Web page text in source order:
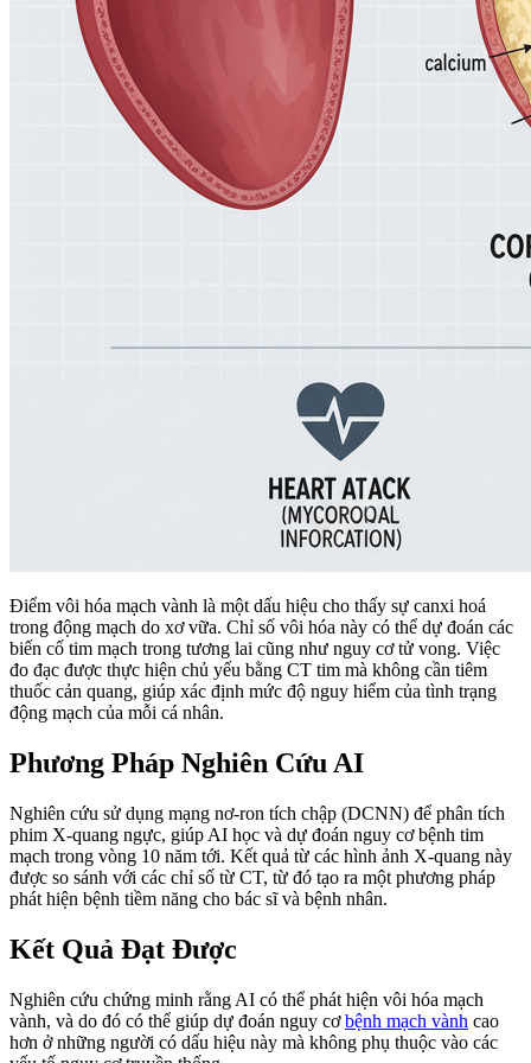
Điểm vôi hóa mạch vành là một dấu hiệu cho thấy sự canxi hoá
trong động mạch do xơ vữa. Chỉ số vôi hóa này có thể dự đoán các
biến cố tim mạch trong tương lai cũng như nguy cơ tử vong. Việc
đo đạc được thực hiện chủ yếu bằng CT tim mà không cần tiêm
thuốc cản quang, giúp xác định mức độ nguy hiểm của tình trạng
động mạch của mỗi cá nhân.
Phương Pháp Nghiên Cứu AI
Nghiên cứu sử dụng mạng nơ-ron tích chập (DCNN) để phân tích
phim X-quang ngực, giúp AI học và dự đoán nguy cơ bệnh tim
mạch trong vòng 10 năm tới. Kết quả từ các hình ảnh X-quang này
được so sánh với các chỉ số từ CT, từ đó tạo ra một phương pháp
phát hiện bệnh tiềm năng cho bác sĩ và bệnh nhân.
Kết Quả Đạt Được
Nghiên cứu chứng minh rằng AI có thể phát hiện vôi hóa mạch
vành, và do đó có thể giúp dự đoán nguy cơbệnh mạch vành cao
hơn ở những người có dấu hiệu này mà không phụ thuộc vào các